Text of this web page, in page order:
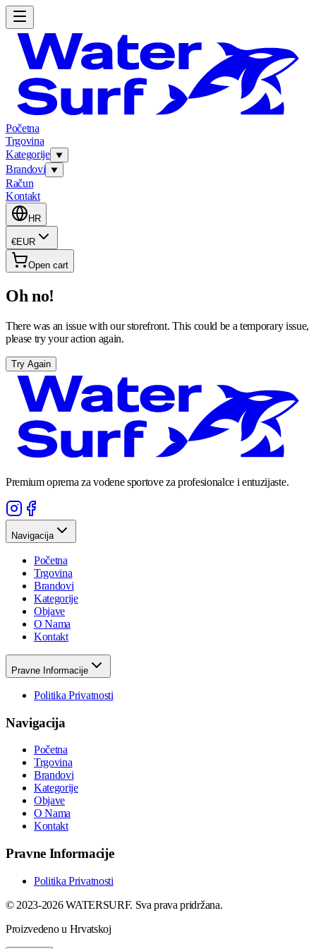
Početna
Trgovina
Kategorije
Brandovi
Račun
Kontakt
HR
€EUR
Open cart
Oh no!
There was an issue with our storefront. This could be a temporary issue,
please try your action again.
Try Again
Premium oprema za vodene sportove za profesionalce i entuzijaste.
Navigacija
Početna
Trgovina
Brandovi
Kategorije
Objave
O Nama
Kontakt
Pravne Informacije
Politika Privatnosti
Navigacija
Početna
Trgovina
Brandovi
Kategorije
Objave
O Nama
Kontakt
Pravne Informacije
Politika Privatnosti
© 2023-2026 WATERSURF. Sva prava pridržana.
Proizvedeno u Hrvatskoj